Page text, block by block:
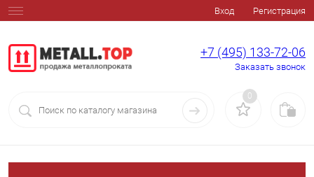
Вход Регистрация
+7 (495) 133-72-06
Заказать звонок
0